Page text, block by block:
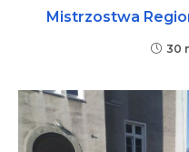
Mistrzostwa
30